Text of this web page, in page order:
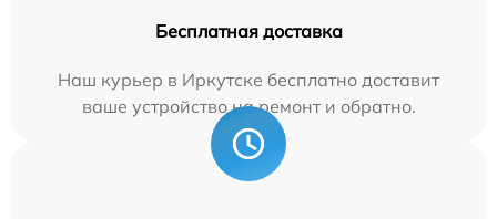
Бесплатная доставка
Наш курьер в Иркутске бесплатно доставит
ваше устройство на ремонт и обратно.